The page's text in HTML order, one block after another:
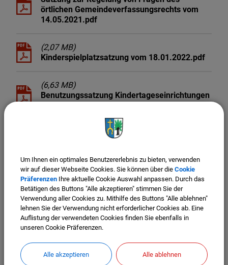
örtlichen Gemeindeverfassungsrechts vom
14.05.2021.pdf
(2,07 MB)
Kinderspielplatzsatzung vom 18.01.2022.pdf
(6,63 MB)
Benutzungssatzung Kindertageseinrichtungen
(866,77 KB)
Feststetzung Grundsteuerhebesätze der
Gemeinde Kirchweidach ab 01.01.2025.pdf
(1,12 MB)
die Benutzung der Kindertageseinrichtung K
ab 01.09.2025.pdf
Um Ihnen ein optimales Benutzererlebnis zu bieten, verwenden
wir auf dieser Webseite Cookies. Sie können über die Cookie
Präferenzen Ihre aktuelle Cookie Auswahl anpassen. Durch das
Betätigen des Buttons "Alle akzeptieren" stimmen Sie der
Verwendung aller Cookies zu. Mithilfe des Buttons "Alle ablehnen"
lehnen Sie der Verwendung nicht erforderlicher Cookies ab. Eine
Auflistung der verwendeten Cookies finden Sie ebenfalls in
unseren Cookie Präferenzen.
Alle akzeptieren Alle ablehnen